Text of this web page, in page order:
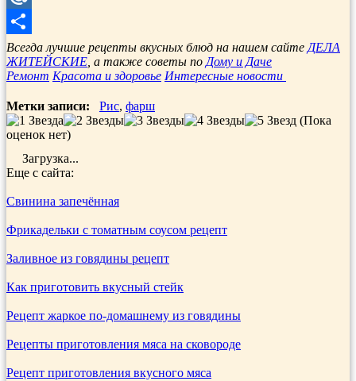
Mail.Ru
Отправить
Всегда лучшие рецепты вкусных блюд на нашем сайтеДЕЛА
ЖИТЕЙСКИЕ, а также советы поДому и Даче
Ремонт Красота и здоровье Интересные новости
Метки записи: Рис, фарш
(Пока
оценок нет)
Загрузка...
Еще с сайта:
Свинина запечённая
Фрикадельки с томатным соусом рецепт
Заливное из говядины рецепт
Как приготовить вкусный стейк
Рецепт жаркое по-домашнему из говядины
Рецепты приготовления мяса на сковороде
Рецепт приготовления вкусного мяса